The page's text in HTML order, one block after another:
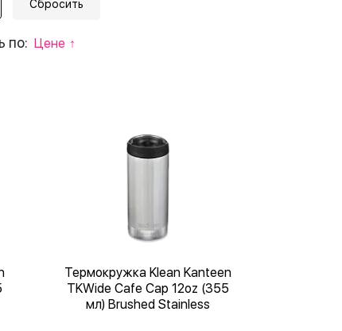
по: Цене
Термокружка Klean Kanteen
TKWide Cafe Cap 12oz (355
мл) Brushed Stainless